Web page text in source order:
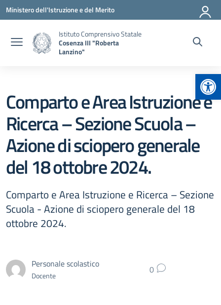
Vai ai contenuti
Vai al menu di navigazione
Vai al footer
Ministero dell'Istruzione e del Merito
Istituto Comprensivo Statale
Cosenza III "Roberta
Lanzino"
Comparto e Area Istruzione e
Ricerca – Sezione Scuola –
Azione di sciopero generale
del 18 ottobre 2024.
Comparto e Area Istruzione e Ricerca – Sezione
Scuola - Azione di sciopero generale del 18
ottobre 2024.
Personale scolastico
Docente 0